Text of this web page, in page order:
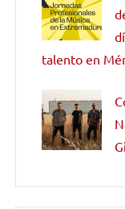
talento en